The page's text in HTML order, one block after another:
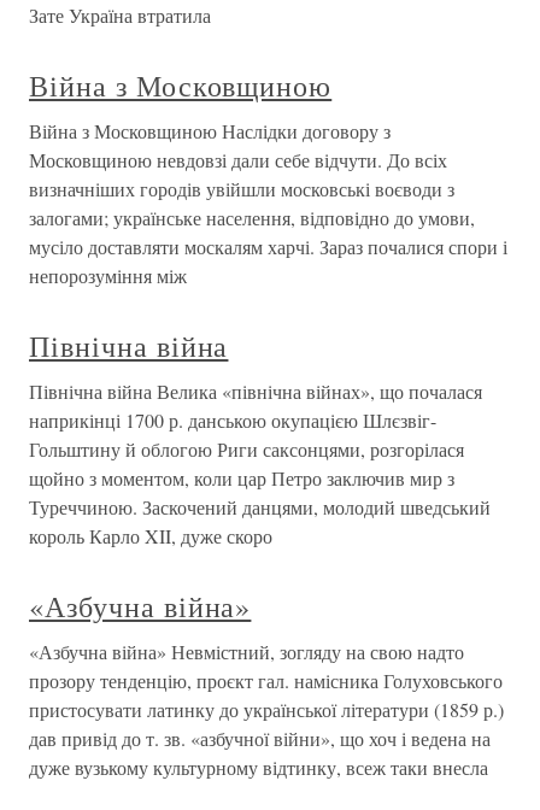
Зате Україна втратила
Війна з Московщиною
Війна з Московщиною Наслідки договору з
Московщиною невдовзі дали себе відчути. До всіх
визначніших городів увійшли московські воєводи з
залогами; українське населення, відповідно до умови,
мусіло доставляти москалям харчі. Зараз почалися спори і
непорозуміння між
Північна війна
Північна війна Велика «північна війнах», що почалася
наприкінці 1700 р. данською окупацією Шлєзвіг-
Гольштину й облогою Риги саксонцями, розгорілася
щойно з моментом, коли цар Петро заключив мир з
Туреччиною. Заскочений данцями, молодий шведський
король Карло XII, дуже скоро
«Азбучна війна»
«Азбучна війна» Невмістний, зогляду на свою надто
прозору тенденцію, проєкт гал. намісника Голуховського
пристосувати латинку до української літератури (1859 р.)
дав привід до т. зв. «азбучної війни», що хоч і ведена на
дуже вузькому культурному відтинку, всеж таки внесла